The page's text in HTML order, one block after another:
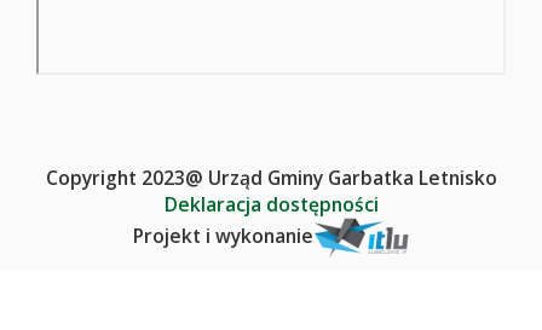
Copyright 2023@ Urząd Gminy Garbatka Letnisko
Deklaracja dostępności
Projekt i wykonanie